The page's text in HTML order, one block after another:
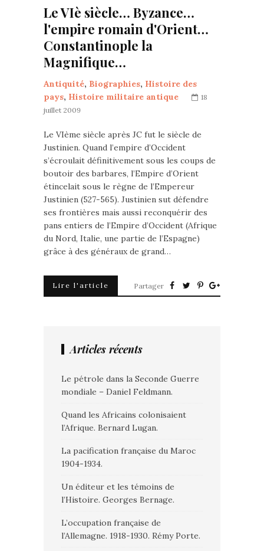
Le VIè siècle… Byzance…
l'empire romain d'Orient…
Constantinople la
Magnifique…
Antiquité, Biographies, Histoire des
pays, Histoire militaire antique
18
juillet 2009
Le VIème siècle après JC fut le siècle de
Justinien. Quand l’empire d’Occident
s’écroulait définitivement sous les coups de
boutoir des barbares, l’Empire d’Orient
étincelait sous le règne de l’Empereur
Justinien (527-565). Justinien sut défendre
ses frontières mais aussi reconquérir des
pans entiers de l’Empire d’Occident (Afrique
du Nord, Italie, une partie de l’Espagne)
grâce à des généraux de grand…
Lire l'article Partager
Articles récents
Le pétrole dans la Seconde Guerre
mondiale – Daniel Feldmann.
Quand les Africains colonisaient
l’Afrique. Bernard Lugan.
La pacification française du Maroc
1904-1934.
Un éditeur et les témoins de
l’Histoire. Georges Bernage.
L’occupation française de
l’Allemagne. 1918-1930. Rémy Porte.